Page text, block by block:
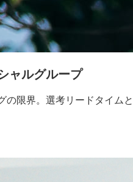
ャルグループ
の限界。選考リードタイム